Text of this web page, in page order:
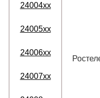
24004xx
24005xx
24006xx
24007xx